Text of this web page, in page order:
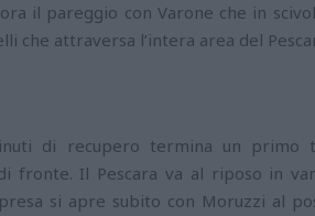
il pareggio con Varone che in
che attraversa l’intera area del
di recupero termina un
fronte. Il Pescara va al riposo in
si apre subito con Moruzzi al